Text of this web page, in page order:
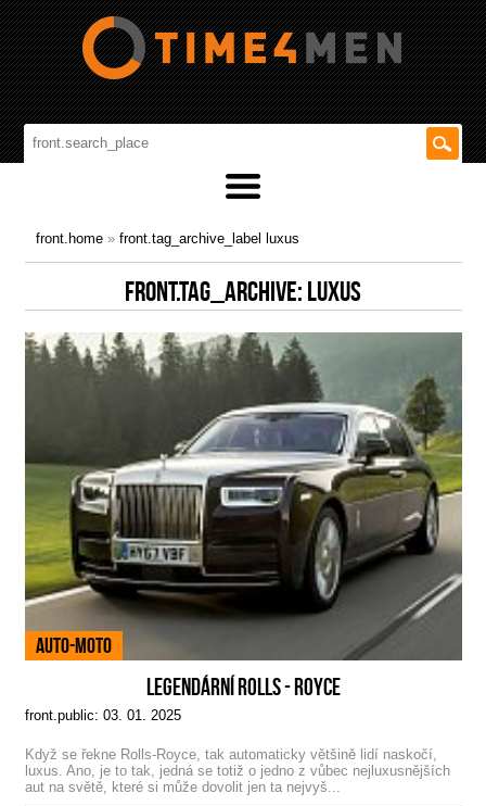
front.home» front.tag_archive_label luxus
FRONT.TAG_ARCHIVE: LUXUS
Auto-Moto
LEGENDÁRNÍ ROLLS - ROYCE
front.public: 03. 01. 2025
Když se řekne Rolls-Royce, tak automaticky většině lidí naskočí,
luxus. Ano, je to tak, jedná se totiž o jedno z vůbec nejluxusnějších
aut na světě, které si může dovolit jen ta nejvyš...